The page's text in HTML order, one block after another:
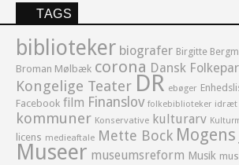
TAGS
biblioteker biografer Birgitte
Broman Mølbæk corona Dansk
Kongelige Teater DR ebøger
Facebook film Finanslov folkebiblioteker idræt
kommuner Konservative kulturarv
licens medieaftale Mette Bock Mogens
Museer museumsreform Musik